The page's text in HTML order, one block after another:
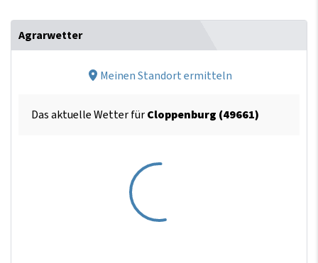
Agrarwetter
Meinen Standort ermitteln
Das aktuelle Wetter fürCloppenburg (49661)